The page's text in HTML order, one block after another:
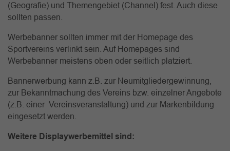
(Geografie) und Themengebiet (Channel) fest. Auch diese
sollten passen.
Werbebanner sollten immer mit der Homepage des
Sportvereins verlinkt sein. Auf Homepages sind
Werbebanner meistens oben oder seitlich platziert.
Bannerwerbung kann z.B. zur Neumitgliedergewinnung,
zur Bekanntmachung des Vereins bzw. einzelner Angebote
(z.B. einer Vereinsveranstaltung) und zur Markenbildung
eingesetzt werden.
Weitere Displaywerbemittel sind: